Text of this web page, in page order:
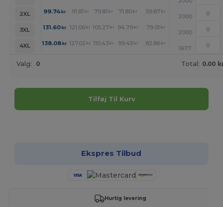
2XL
99.74kr 91.81 kr 79.81 kr 71.80 kr 59.87 kr +
2000
3XL
131.60kr 121.06 kr 105.27 kr 94.79 kr 79.01 kr +
2000
4XL
138.08kr 127.02 kr 110.43 kr 99.45 kr 82.86 kr +
1677
Valg: 0 Total: 0.00
Tilføj Til Kurv
Ekspres Tilbud
Hurtig levering